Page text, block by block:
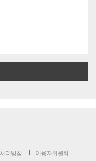
리방침 이용자위원회